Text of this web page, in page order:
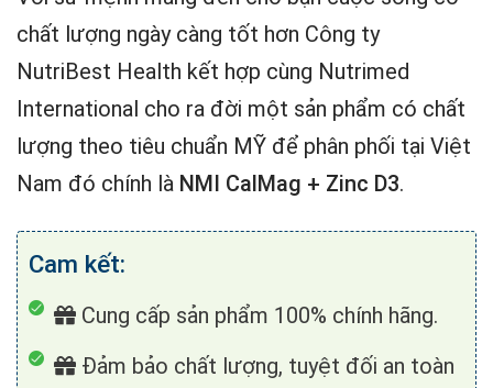
chất lượng ngày càng tốt hơn Công ty
NutriBest Health kết hợp cùng Nutrimed
International cho ra đời một sản phẩm có chất
lượng theo tiêu chuẩn MỸ để phân phối tại Việt
Nam đó chính là NMI CalMag + Zinc D3.
Cam kết:
Cung cấp sản phẩm 100% chính hãng.
Đảm bảo chất lượng, tuyệt đối an toàn